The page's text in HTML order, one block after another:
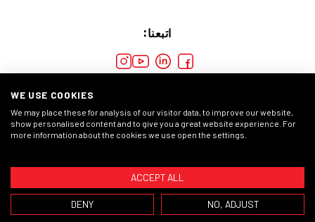
اتبعنا:
ملفات بيان الخصوصيةالشروط العامة
WE USE COOKIES
We may place these for analysis of our visitor data, to improve our website,
show personalised content and to give you a great website experience. For
more information about the cookies we use open the settings.
ACCEPT ALL
DENY NO, ADJUST